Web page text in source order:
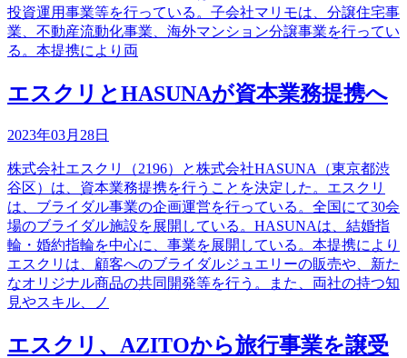
投資運用事業等を行っている。子会社マリモは、分譲住宅事
業、不動産流動化事業、海外マンション分譲事業を行ってい
る。本提携により両
エスクリとHASUNAが資本業務提携へ
2023年03月28日
株式会社エスクリ（2196）と株式会社HASUNA（東京都渋
谷区）は、資本業務提携を行うことを決定した。エスクリ
は、ブライダル事業の企画運営を行っている。全国にて30会
場のブライダル施設を展開している。HASUNAは、結婚指
輪・婚約指輪を中心に、事業を展開している。本提携により
エスクリは、顧客へのブライダルジュエリーの販売や、新た
なオリジナル商品の共同開発等を行う。また、両社の持つ知
見やスキル、ノ
エスクリ、AZITOから旅行事業を譲受